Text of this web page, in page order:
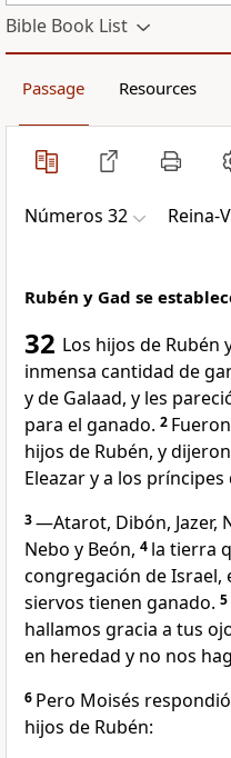
Bible Book List
Passage Resources
Números 32 Reina-
Rubén y Gad se
32 Los hijos de Rubén
inmensa cantidad de
y de Galaad, y les
para el ganado. 2
hijos de Rubén, y
Eleazar y a los
3—Atarot, Dibón, Jazer,
Nebo y Beón, 4 la tierra
congregación de Israel,
siervos tienen ganado. 5
hallamos gracia a tus
en heredad y no nos
6 Pero Moisés
hijos de Rubén: